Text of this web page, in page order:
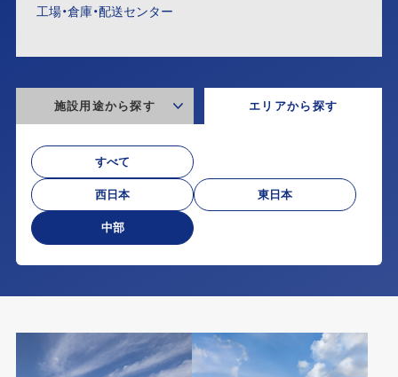
工場・倉庫・配送センター
施設用途から探す エリアから探す
すべて
西日本 東日本
中部